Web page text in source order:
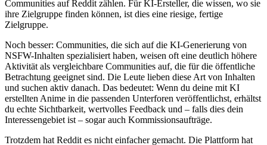
Communities auf Reddit zählen. Für KI-Ersteller, die wissen, wo sie
ihre Zielgruppe finden können, ist dies eine riesige, fertige
Zielgruppe.
Noch besser: Communities, die sich auf die KI-Generierung von
NSFW-Inhalten spezialisiert haben, weisen oft eine deutlich höhere
Aktivität als vergleichbare Communities auf, die für die öffentliche
Betrachtung geeignet sind. Die Leute lieben diese Art von Inhalten
und suchen aktiv danach. Das bedeutet: Wenn du deine mit KI
erstellten Anime in die passenden Unterforen veröffentlichst, erhältst
du echte Sichtbarkeit, wertvolles Feedback und – falls dies dein
Interessengebiet ist – sogar auch Kommissionsaufträge.
Trotzdem hat Reddit es nicht einfacher gemacht. Die Plattform hat